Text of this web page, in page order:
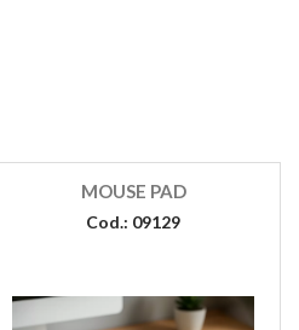
MOUSE PAD
Cod.: 09129